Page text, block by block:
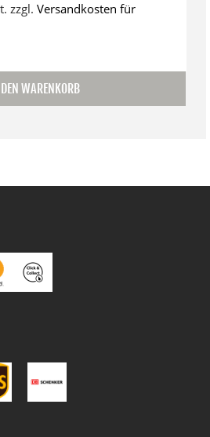
zzgl. Versandkosten für
DEN WARENKORB